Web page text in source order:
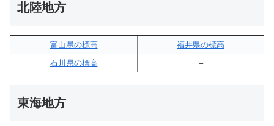
北陸地方
富山県の標高
福井県の標高
石川県の標高
–
東海地方